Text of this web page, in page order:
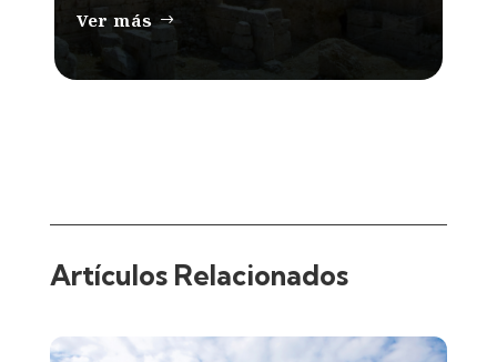
Ver más
Artículos Relacionados